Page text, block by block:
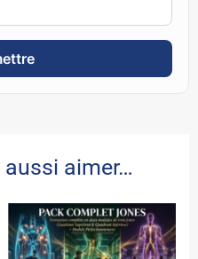
aimer…